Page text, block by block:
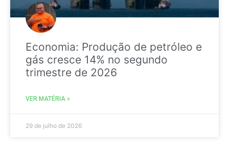
Economia: Produção de petróleo e
gás cresce 14% no segundo
trimestre de 2026
VER MATÉRIA »
29 de julho de 2026